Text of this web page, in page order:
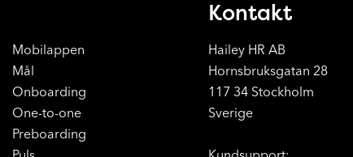
Mobilappen
Mål
Onboarding
One-to-one
Preboarding
Kontakt
Hailey HR AB
Hornsbruksgatan 28
117 34 Stockholm
Sverige